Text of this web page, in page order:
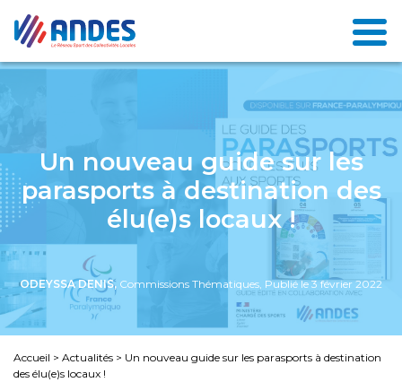
Un nouveau guide sur les
parasports à destination des
élu(e)s locaux !
ODEYSSA DENIS, Commissions Thématiques, Publié le 3 février 2022
Accueil > Actualités > Un nouveau guide sur les parasports à destination
des élu(e)s locaux !